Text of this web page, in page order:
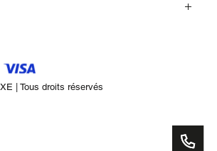
| Tous droits réservés